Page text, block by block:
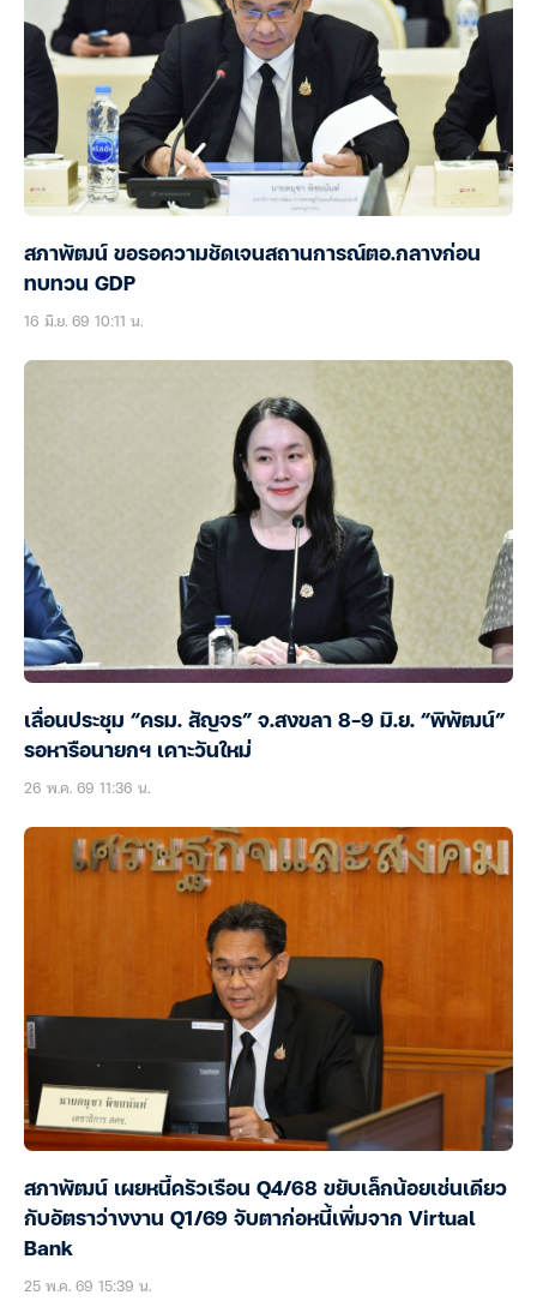
สภาพัฒน์ ขอรอความชัดเจนสถานการณ์ตอ.กลางก่อน
ทบทวน GDP
16 มิ.ย. 69 10:11 น.
เลื่อนประชุม “ครม. สัญจร” จ.สงขลา 8-9 มิ.ย. “พิพัฒน์”
รอหารือนายกฯ เคาะวันใหม่
26 พ.ค. 69 11:36 น.
สภาพัฒน์ เผยหนี้ครัวเรือน Q4/68 ขยับเล็กน้อยเช่นเดียว
กับอัตราว่างงาน Q1/69 จับตาก่อหนี้เพิ่มจาก Virtual
Bank
25 พ.ค. 69 15:39 น.